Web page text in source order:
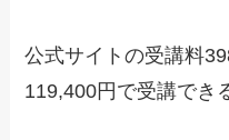
公式サイトの受講料
119,400円で受講でき